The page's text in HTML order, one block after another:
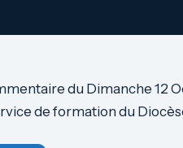
du Dimanche 12
de formation du